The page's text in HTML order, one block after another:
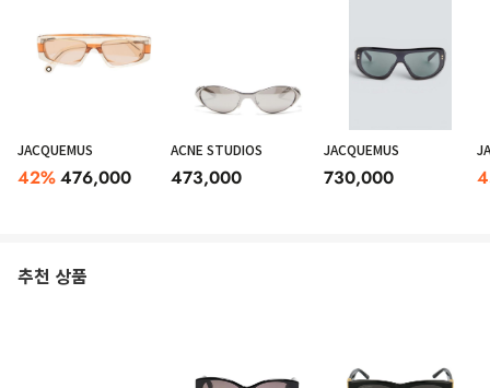
JACQUEMUS
42%476,000
ACNE STUDIOS
473,000
JACQUEMUS
730,000
추천 상품